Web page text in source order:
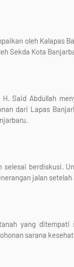
oleh Kalapas
Sekda Kota
Said Abdullah
dari Lapas
selesai berdiskusi.
jalan
yang
sarana